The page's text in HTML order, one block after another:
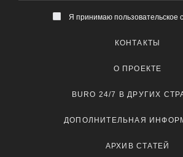
Я принимаю пользовательское
КОНТАКТЫ
О ПРОЕКТЕ
BURO 24/7 В ДРУГИХ
ДОПОЛНИТЕЛЬНАЯ
АРХИВ СТАТЕЙ